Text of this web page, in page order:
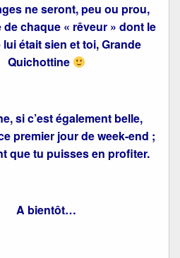
ne seront, peu ou prou,
chaque « rêveur » dont le
lui était sien et toi, Grande
Quichottine
si c’est également belle,
premier jour de week-end ;
que tu puisses en profiter.
A bientôt…